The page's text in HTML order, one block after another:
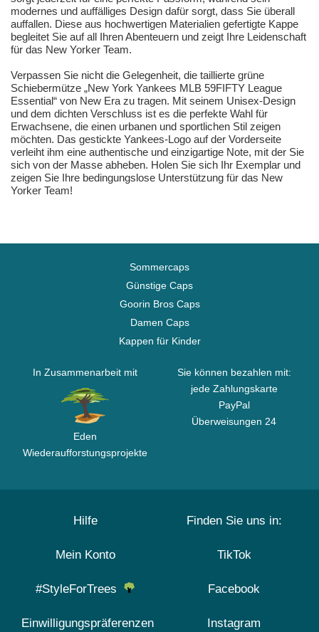
modernes und auffälliges Design dafür sorgt, dass Sie überall
auffallen. Diese aus hochwertigen Materialien gefertigte Kappe
begleitet Sie auf all Ihren Abenteuern und zeigt Ihre Leidenschaft
für das New Yorker Team.
Verpassen Sie nicht die Gelegenheit, die taillierte grüne
Schiebermütze „New York Yankees MLB 59FIFTY League
Essential“ von New Era zu tragen. Mit seinem Unisex-Design
und dem dichten Verschluss ist es die perfekte Wahl für
Erwachsene, die einen urbanen und sportlichen Stil zeigen
möchten. Das gestickte Yankees-Logo auf der Vorderseite
verleiht ihm eine authentische und einzigartige Note, mit der Sie
sich von der Masse abheben. Holen Sie sich Ihr Exemplar und
zeigen Sie Ihre bedingungslose Unterstützung für das New
Yorker Team!
Sommercaps
Günstige Caps
Goorin Bros Caps
Damen Caps
Kappen für Kinder
In Zusammenarbeit mit
Eden
Wiederaufforstungsprojekte
Sie können bezahlen mit:
jede Zahlungskarte
PayPal
Überweisungen 24
Hilfe
Mein Konto
#StyleForTrees
Einwilligungspräferenzen
Finden Sie uns in:
TikTok
Facebook
Instagram